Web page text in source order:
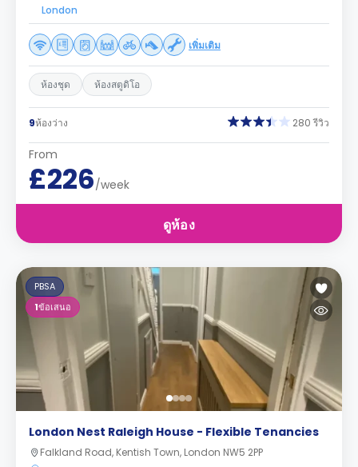
London
เพิ่มเติม
ห้องชุด ห้องสตูดิโอ
9ห้องว่าง 280 รีวิว
From
£226/week
ดูห้อง
PBSA
1ข้อเสนอ
London Nest Raleigh House - Flexible Tenancies
Falkland Road, Kentish Town, London NW5 2PP